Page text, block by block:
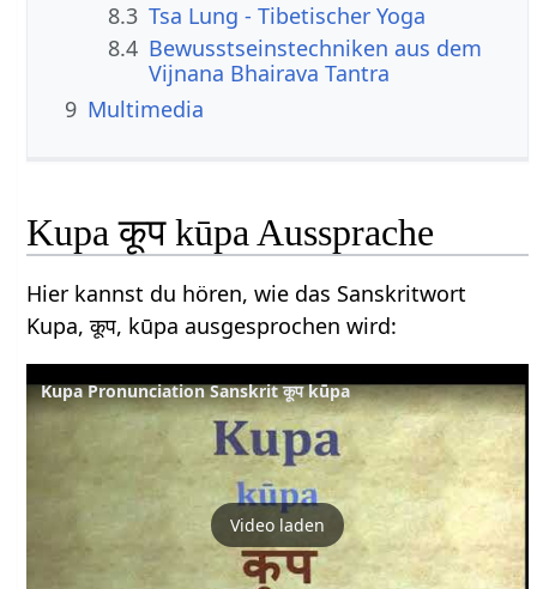
8.3 Tsa Lung - Tibetischer Yoga
8.4 Bewusstseinstechniken aus dem
Vijnana Bhairava Tantra
9 Multimedia
Kupa कूप kūpa Aussprache
Hier kannst du hören, wie das Sanskritwort
Kupa, कूप, kūpa ausgesprochen wird:
Kupa Pronunciation Sanskrit कूप kūpa
Video laden